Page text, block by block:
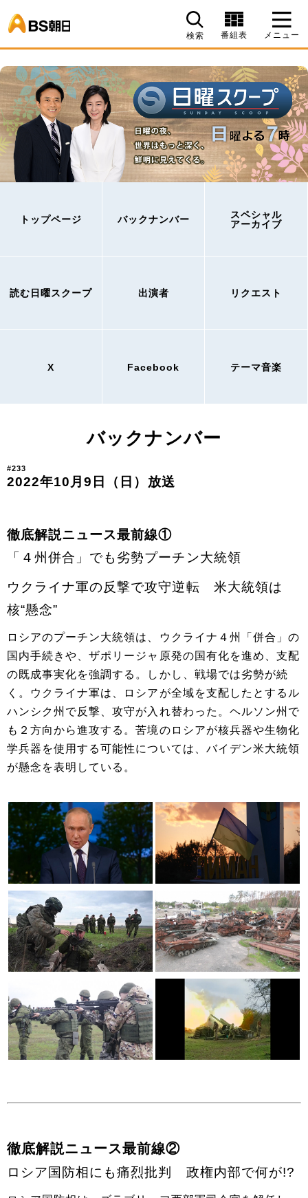
検索 番組表 メニュー
トップページ バックナンバー
スペシャル
アーカイブ
読む日曜スクープ 出演者 リクエスト
X Facebook テーマ音楽
バックナンバー
#233
2022年10月9日（日）放送
徹底解説ニュース最前線①
「４州併合」でも劣勢プーチン大統領
ウクライナ軍の反撃で攻守逆転 米大統領は
核“懸念”
ロシアのプーチン大統領は、ウクライナ４州「併合」の
国内手続きや、ザポリージャ原発の国有化を進め、支配
の既成事実化を強調する。しかし、戦場では劣勢が続
く。ウクライナ軍は、ロシアが全域を支配したとするル
ハンシク州で反撃、攻守が入れ替わった。ヘルソン州で
も２方向から進攻する。苦境のロシアが核兵器や生物化
学兵器を使用する可能性については、バイデン米大統領
が懸念を表明している。
徹底解説ニュース最前線②
ロシア国防相にも痛烈批判 政権内部で何が!?